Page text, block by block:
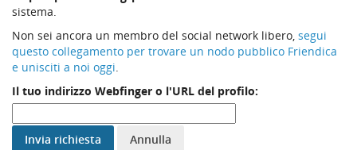
sistema.
Non sei ancora un membro del social network libero, segui
questo collegamento per trovare un nodo pubblico Friendica
e unisciti a noi oggi.
Il tuo indirizzo Webfinger o l'URL del profilo: